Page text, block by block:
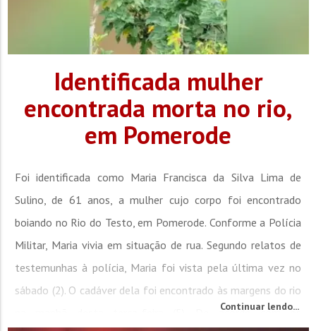
Identificada mulher
encontrada morta no rio,
em Pomerode
Foi identificada como Maria Francisca da Silva Lima de
Sulino, de 61 anos, a mulher cujo corpo foi encontrado
boiando no Rio do Testo, em Pomerode. Conforme a Polícia
Militar, Maria vivia em situação de rua. Segundo relatos de
testemunhas à polícia, Maria foi vista pela última vez no
sábado (2). O cadáver dela foi encontrado às margens do rio
na manhã desta terça-feira (5). De acordo com os
Continuar lendo...